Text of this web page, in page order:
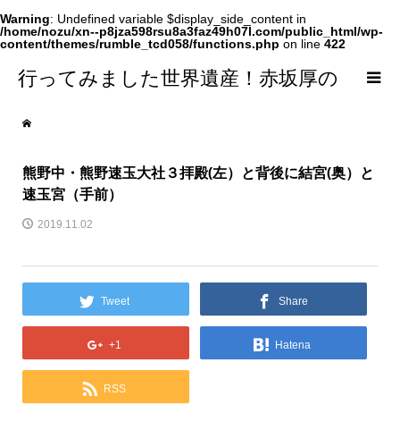
Warning: Undefined variable $display_side_content in
/home/nozu/xn--p8jza598rsu8a3faz49h07l.com/public_html/wp-
content/themes/rumble_tcd058/functions.php on line 422
行ってみました世界遺産！赤坂厚の
world Heritage
熊野中・熊野速玉大社３拝殿(左）と背後に結宮(奥）と
速玉宮（手前）
2019.11.02
Tweet Share
+1 Hatena
RSS